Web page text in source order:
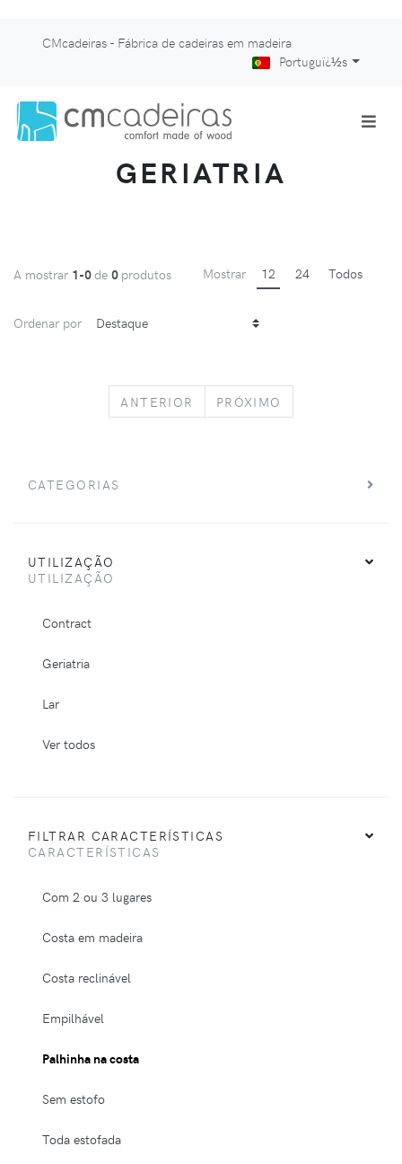
CMcadeiras - Fábrica de cadeiras em madeira
Portuguï¿½s
GERIATRIA
A mostrar 1-0de 0 produtos Mostrar 12 24 Todos
Ordenar por
ANTERIOR PREVIOUS
PRÓXIMO
CATEGORIAS
UTILIZAÇÃO
UTILIZAÇÃO
Contract
Geriatria
Lar
Ver todos
FILTRAR CARACTERÍSTICAS
CARACTERÍSTICAS
Com 2 ou 3 lugares
Costa em madeira
Costa reclinável
Empilhável
Palhinha na costa
Sem estofo
Toda estofada